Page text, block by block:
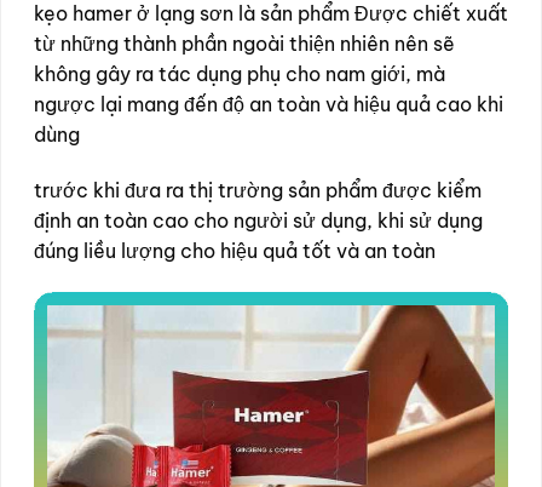
kẹo hamer ở lạng sơn là sản phẩm Được chiết xuất
từ những thành phần ngoài thiện nhiên nên sẽ
không gây ra tác dụng phụ cho nam giới, mà
ngược lại mang đến độ an toàn và hiệu quả cao khi
dùng
trước khi đưa ra thị trường sản phẩm được kiểm
định an toàn cao cho người sử dụng, khi sử dụng
đúng liều lượng cho hiệu quả tốt và an toàn